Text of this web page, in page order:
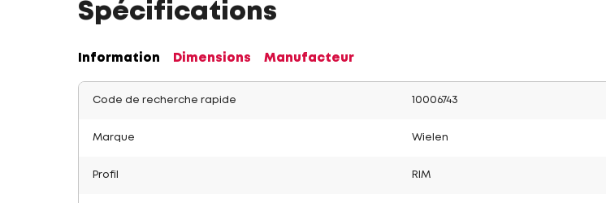
Spécifications
Information Dimensions Manufacteur
Code de recherche rapide 10006743
Marque Wielen
Profil RIM